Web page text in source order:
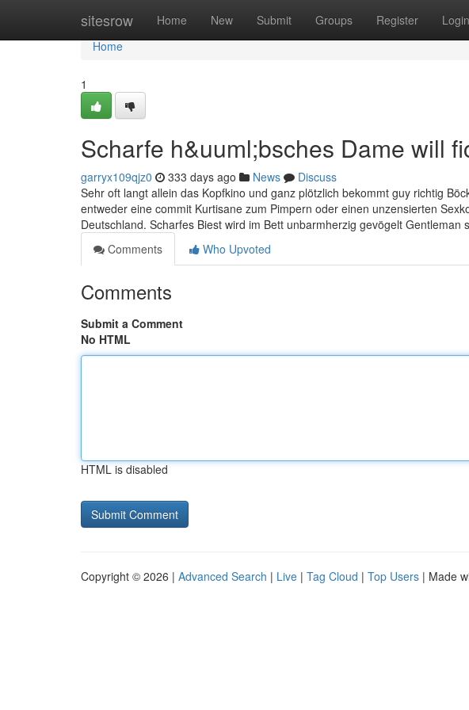
sitesrow Home New Submit Groups Register Login
Home
Home
1
Scharfe h&uuml;bsches Dame will
garryx109qjz0 333 days ago News
Discuss
Sehr oft langt allein das Kopfkino und ganz plötzlich bekommt guy richtig
entweder eine commit Kurtisane zum Pimpern oder einen unzensierten
Deutschland. Scharfes Biest wird im Bett unbarmherzig gevögelt Gentleman
Comments
Who Upvoted
Comments
Submit a Comment
No HTML
HTML is disabled
Copyright © 2026 | Advanced Search | Live | Tag Cloud | Top Users | Made